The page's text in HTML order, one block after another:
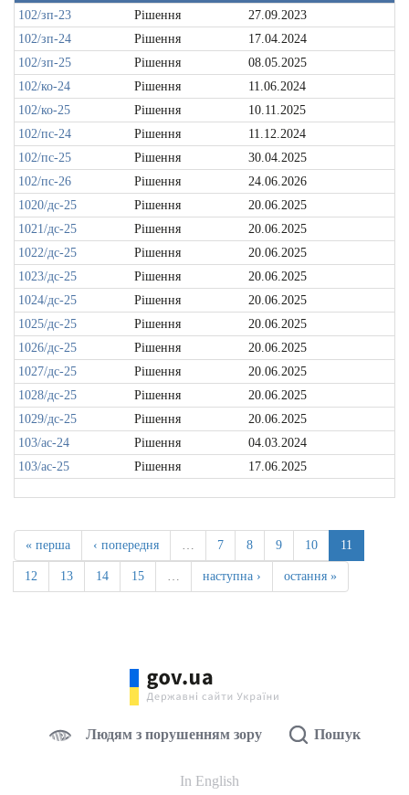
102/зп-23
Рішення
27.09.2023
102/зп-24
Рішення
17.04.2024
102/зп-25
Рішення
08.05.2025
102/ко-24
Рішення
11.06.2024
102/ко-25
Рішення
10.11.2025
102/пс-24
Рішення
11.12.2024
102/пс-25
Рішення
30.04.2025
102/пс-26
Рішення
24.06.2026
1020/дс-25
Рішення
20.06.2025
1021/дс-25
Рішення
20.06.2025
1022/дс-25
Рішення
20.06.2025
1023/дс-25
Рішення
20.06.2025
1024/дс-25
Рішення
20.06.2025
1025/дс-25
Рішення
20.06.2025
1026/дс-25
Рішення
20.06.2025
1027/дс-25
Рішення
20.06.2025
1028/дс-25
Рішення
20.06.2025
1029/дс-25
Рішення
20.06.2025
103/ас-24
Рішення
04.03.2024
103/ас-25
Рішення 17.06.2025
« перша ‹ попередня … 7 8 9 10 11
12 13 14 15 … наступна › остання »
Людям з порушенням зору Пошук
In English